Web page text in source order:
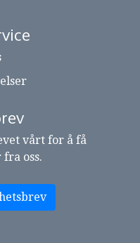
vårt for å få
oss.